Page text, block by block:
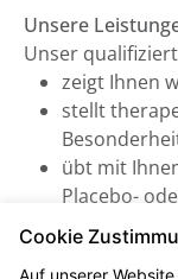
Unsere
Unser
zeigt Ihnen
stellt
übt mit
Placebo-
verbessern.
Cookie
Auf unserer